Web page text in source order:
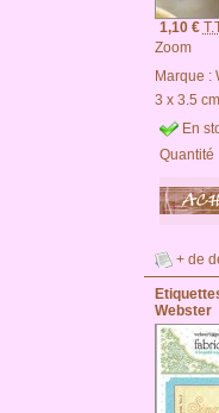
1,10 €
Zoom
Marque :
3 x 3.5 cm
En
Quantité
+ de
Webster